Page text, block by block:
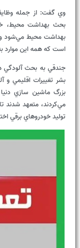
وي گفت: از جمله
بحث بهداشت محيط،
بهداشت محيط مي‌شود و
است که همه اين موارد
جندقي به بحث آلودگي
بشر تغييرات اقليمي
بزرگ ماشين سازي
توليد خودروهاي برقي